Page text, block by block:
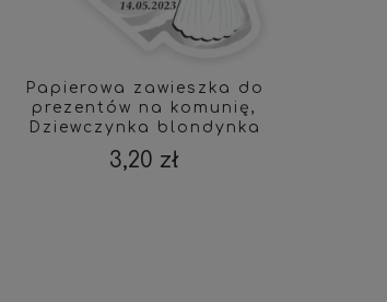
Papierowa zawieszka do
prezentów na komunię,
Dziewczynka blondynka
3,20 zł